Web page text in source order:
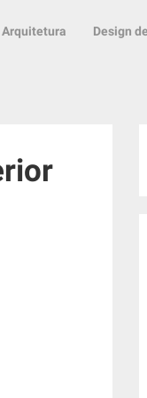
Arquitetura Design